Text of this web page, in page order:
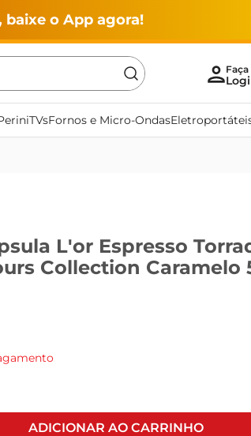
baixe o App agora!
TVsFornos e Micro-Ondas
L'or Espresso
Collection Caramelo
ADICIONAR AO CARRINHO